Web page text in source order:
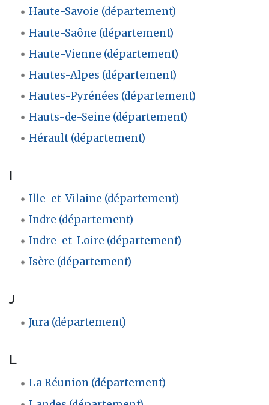
Haute-Savoie (département)
Haute-Saône (département)
Haute-Vienne (département)
Hautes-Alpes (département)
Hautes-Pyrénées (département)
Hauts-de-Seine (département)
Hérault (département)
I
Ille-et-Vilaine (département)
Indre (département)
Indre-et-Loire (département)
Isère (département)
J
Jura (département)
L
La Réunion (département)